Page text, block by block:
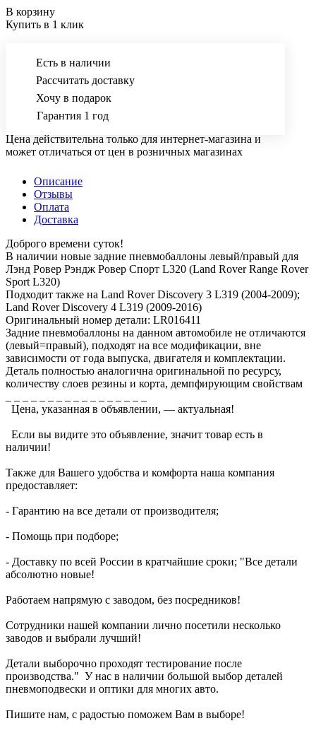
В корзину
Купить в 1 клик
Есть в наличии
Рассчитать доставку
Хочу в подарок
Гарантия 1 год
Цена действительна только для интернет-магазина и
может отличаться от цен в розничных магазинах
Описание
Отзывы
Оплата
Доставка
Доброго времени суток!
В наличии новые задние пневмобаллоны левый/правый для
Лэнд Ровер Рэндж Ровер Спорт L320 (Land Rover Range Rover
Sport L320)
Подходит также на Land Rover Discovery 3 L319 (2004-2009);
Land Rover Discovery 4 L319 (2009-2016)
Оригинальный номер детали: LR016411
Задние пневмобаллоны на данном автомобиле не отличаются
(левый=правый), подходят на все модификации, вне
зависимости от года выпуска, двигателя и комплектации.
Деталь полностью аналогична оригинальной по ресурсу,
количеству слоев резины и корта, демпфирующим свойствам
Цена, указанная в объявлении, — актуальная!
Если вы видите это объявление, значит товар есть в
наличии!
Также для Вашего удобства и комфорта наша компания
предоставляет:
- Гарантию на все детали от производителя;
- Помощь при подборе;
- Доставку по всей России в кратчайшие сроки; "Все детали
абсолютно новые!
Работаем напрямую с заводом, без посредников!
Сотрудники нашей компании лично посетили несколько
заводов и выбрали лучший!
Детали выборочно проходят тестирование после
производства." У нас в наличии большой выбор деталей
пневмоподвески и оптики для многих авто.
Пишите нам, с радостью поможем Вам в выборе!